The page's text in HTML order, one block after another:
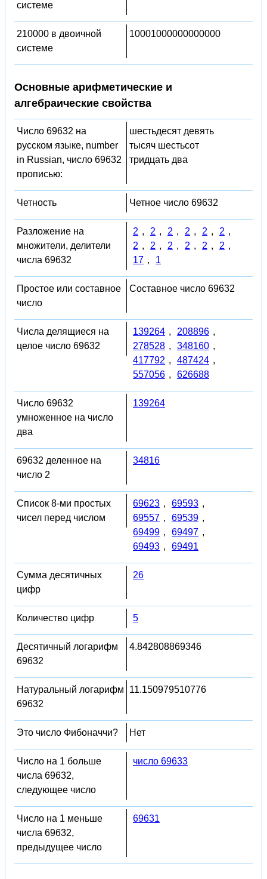
системе
210000 в двоичной
системе
10001000000000000
Основные арифметические и
алгебраические свойства
Число 69632 на
русском языке, number
in Russian, число 69632
прописью:
шестьдесят девять
тысяч шестьсот
тридцать два
Четность Четное число 69632
Разложение на
множители, делители
числа 69632
2 , 2 , 2 , 2 , 2 , 2 ,
2 , 2 , 2 , 2 , 2 , 2 ,
17 , 1
Простое или составное
число
Составное число 69632
Числа делящиеся на
целое число 69632
139264 , 208896 ,
278528 , 348160 ,
417792 , 487424 ,
557056 , 626688
Число 69632
умноженное на число
два
139264
69632 деленное на
число 2
34816
Список 8-ми простых
чисел перед числом
69623 , 69593 ,
69557 , 69539 ,
69499 , 69497 ,
69493 , 69491
Сумма десятичных
цифр
26
Количество цифр 5
Десятичный логарифм
69632
4.842808869346
Натуральный логарифм
69632
11.150979510776
Это число Фибоначчи? Нет
Число на 1 больше
числа 69632,
следующее число
число 69633
Число на 1 меньше
числа 69632,
предыдущее число
69631